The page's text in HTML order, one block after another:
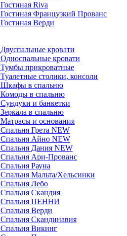
Гостиная Riva
Гостиная Французкий Прованс
Гостиная Верди
Двуспальные кровати
Односпальные кровати
Тумбы прикроватные
Туалетные столики, консоли
Шкафы в спальню
Комоды в спальню
Сундуки и банкетки
Зеркала в спальню
Матрасы и основания
Спальня Грета NEW
Спальня Айно NEW
Спальня Дания NEW
Спальня Ари-Прованс
Спальня Рауна
Спальня Мальта/Хельсинки
Спальня Лебо
Спальня Скандия
Спальня ПЕННИ
Спальня Верди
Спальня Скандинавия
Спальня Викинг